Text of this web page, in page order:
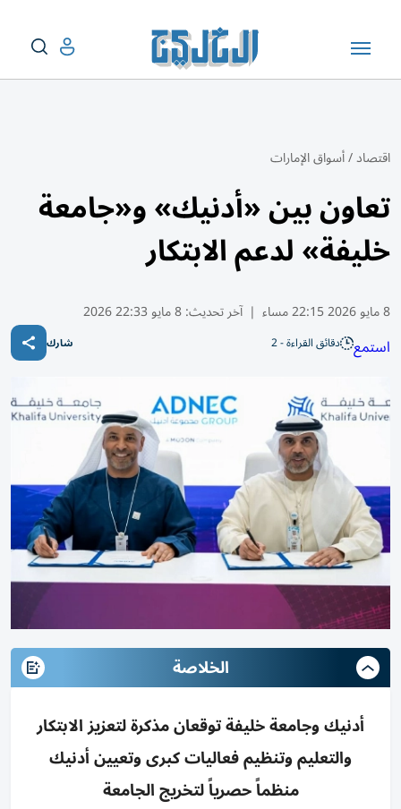
اقتصاد/أسواق الإمارات
تعاون بين «أدنيك» و«جامعة
خليفة» لدعم الابتكار
8 مايو 2026 22:15 مساء | آخر تحديث:8 مايو 22:33 2026
استمع دقائق القراءة - 2 شارك
الخلاصة
أدنيك وجامعة خليفة توقعان مذكرة لتعزيز الابتكار
والتعليم وتنظيم فعاليات كبرى وتعيين أدنيك
منظماً حصرياً لتخريج الجامعة